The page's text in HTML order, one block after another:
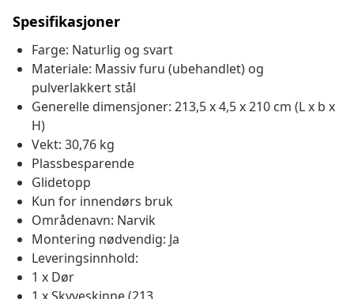
Spesifikasjoner
Farge: Naturlig og svart
Materiale: Massiv furu (ubehandlet) og
pulverlakkert stål
Generelle dimensjoner: 213,5 x 4,5 x 210 cm (L x b x
H)
Vekt: 30,76 kg
Plassbesparende
Glidetopp
Kun for innendørs bruk
Områdenavn: Narvik
Montering nødvendig: Ja
Leveringsinnhold:
1 x Dør